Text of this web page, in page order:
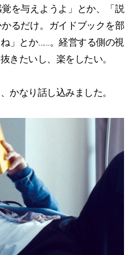
を与えようよ」とか、「説
るだけ。ガイドブックを部
」とか……。経営する側の視
きたいし、楽をしたい。
かなり話し込みました。